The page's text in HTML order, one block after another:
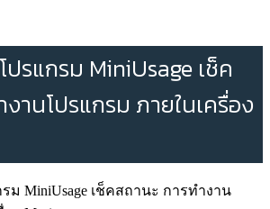
ปรแกรม MiniUsage เช็ค
านโปรแกรม ภายในเครื่อง